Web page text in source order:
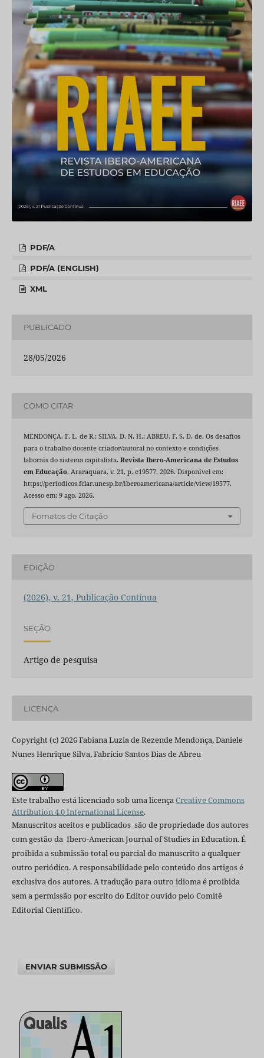
PDF/A
PDF/A (ENGLISH)
XML
PUBLICADO
28/05/2026
COMO CITAR
MENDONÇA, F. L. de R.; SILVA, D. N. H.; ABREU, F. S. D. de. Os desafios
para o trabalho docente criador/autoral no contexto e condições
laborais do sistema capitalista. Revista Ibero-Americana de Estudos
em Educação, Araraquara, v. 21, p. e19577, 2026. Disponível em:
https://periodicos.fclar.unesp.br/iberoamericana/article/view/19577.
Acesso em: 9 ago. 2026.
Fomatos de Citação
EDIÇÃO
(2026), v. 21, Publicação Contínua
SEÇÃO
Artigo de pesquisa
LICENÇA
Copyright (c) 2026 Fabiana Luzia de Rezende Mendonça, Daniele
Nunes Henrique Silva, Fabrício Santos Dias de Abreu
Este trabalho está licenciado sob uma licençaCreative Commons
Attribution 4.0 International License.
Manuscritos aceitos e publicados são de propriedade dos autores
com gestão da Ibero-American Journal of Studies in Education. É
proibida a submissão total ou parcial do manuscrito a qualquer
outro periódico. A responsabilidade pelo conteúdo dos artigos é
exclusiva dos autores. A tradução para outro idioma é proibida
sem a permissão por escrito do Editor ouvido pelo Comitê
Editorial Científico.
ENVIAR SUBMISSÃO